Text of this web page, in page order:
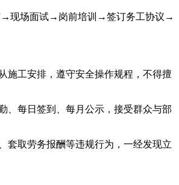
场面试→岗前培训→签订务工协议→
工安排，遵守安全操作规程，不得擅
每日签到、每月公示，接受群众与部
取劳务报酬等违规行为，一经发现立